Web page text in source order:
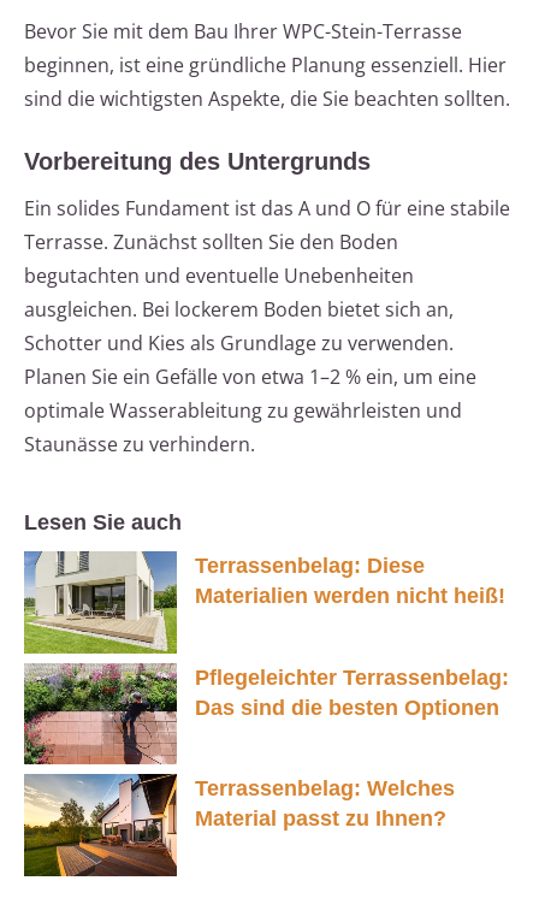
Bevor Sie mit dem Bau Ihrer WPC-Stein-Terrasse
beginnen, ist eine gründliche Planung essenziell. Hier
sind die wichtigsten Aspekte, die Sie beachten sollten.
Vorbereitung des Untergrunds
Ein solides Fundament ist das A und O für eine stabile
Terrasse. Zunächst sollten Sie den Boden
begutachten und eventuelle Unebenheiten
ausgleichen. Bei lockerem Boden bietet sich an,
Schotter und Kies als Grundlage zu verwenden.
Planen Sie ein Gefälle von etwa 1–2 % ein, um eine
optimale Wasserableitung zu gewährleisten und
Staunässe zu verhindern.
Lesen Sie auch
Terrassenbelag: Diese
Materialien werden nicht heiß!
Pflegeleichter Terrassenbelag:
Das sind die besten Optionen
Terrassenbelag: Welches
Material passt zu Ihnen?